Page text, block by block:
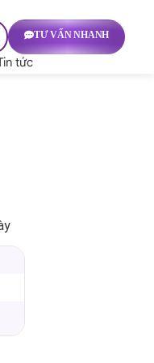
tức
TƯ VẤN NHANH